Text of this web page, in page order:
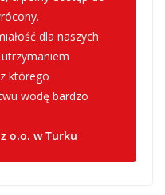
dla naszych
którego
wodę bardzo
o.o. w Turku